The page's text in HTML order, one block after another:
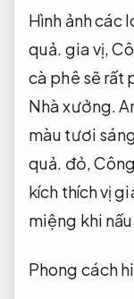
Hình ảnh các
quả. gia vị,
cà phê sẽ rất
Nhà xưởng.
màu tươi
quả. đỏ,
kích thích vị
miệng khi
Phong cách